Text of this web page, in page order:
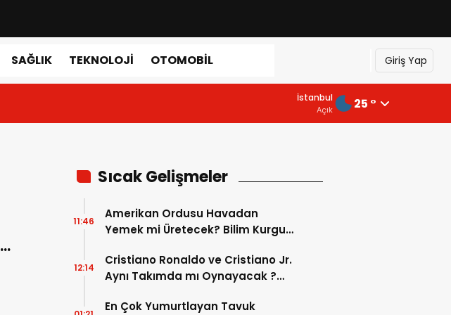
SAĞLIK TEKNOLOJI OTOMOBIL Giriş Yap
İstanbul
Açık 25 °
Sıcak Gelişmeler
Amerikan Ordusu Havadan
Yemek mi Üretecek? Bilim Kurgu
11:46
Cristiano Ronaldo ve Cristiano Jr.
Aynı Takımda mı Oynayacak ?
Dönemimi Başlıyor ?
12:14
En Çok Yumurtlayan Tavuk